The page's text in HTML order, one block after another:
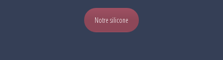
Notre silicone